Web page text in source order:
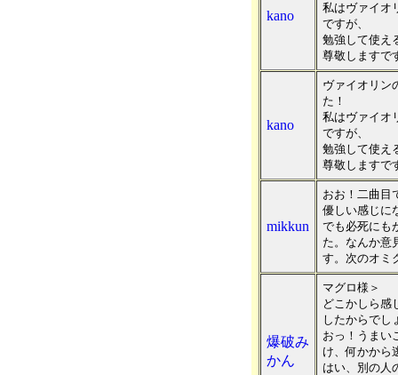
kano
私はヴァイオ
ですが、
勉強して使え
尊敬しますで
kano
ヴァイオリン
た！
私はヴァイオ
ですが、
勉強して使え
尊敬しますで
mikkun
おお！二曲目
優しい感じに
でも必死にも
た。なんか意
す。次のオミ
爆破み
かん
マグロ様＞
どこかしら感
したからでし
おっ！うまい
け、何かから
はい、別の人